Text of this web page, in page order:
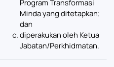
Program Transformasi
Minda yang ditetapkan;
dan
diperakukan oleh Ketua
Jabatan/Perkhidmatan.